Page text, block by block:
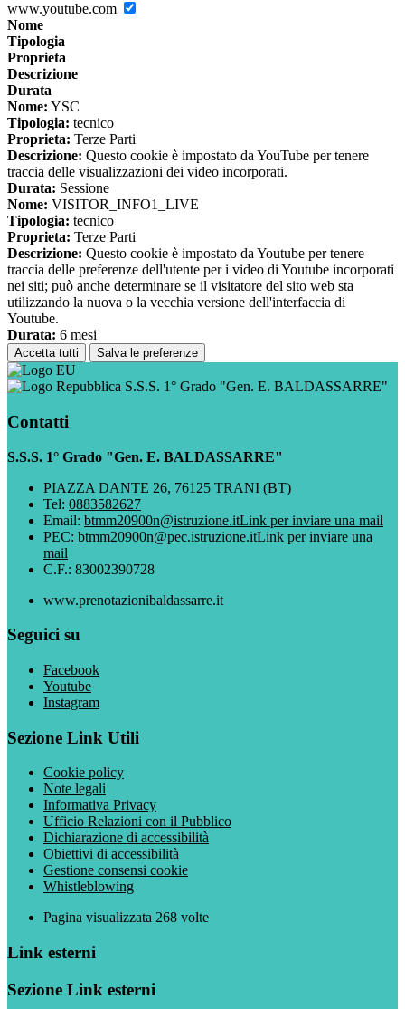
www.youtube.com
Nome
Tipologia
Proprieta
Descrizione
Durata
Nome: YSC
Tipologia: tecnico
Proprieta: Terze Parti
Descrizione: Questo cookie è impostato da YouTube per tenere
traccia delle visualizzazioni dei video incorporati.
Durata: Sessione
Nome: VISITOR_INFO1_LIVE
Tipologia: tecnico
Proprieta: Terze Parti
Descrizione: Questo cookie è impostato da Youtube per tenere
traccia delle preferenze dell'utente per i video di Youtube incorporati
nei siti; può anche determinare se il visitatore del sito web sta
utilizzando la nuova o la vecchia versione dell'interfaccia di
Youtube.
Durata: 6 mesi
Accetta tutti Salva le preferenze
S.S.S. 1° Grado "Gen. E. BALDASSARRE"
Contatti
S.S.S. 1° Grado "Gen. E. BALDASSARRE"
PIAZZA DANTE 26, 76125 TRANI (BT)
Tel: 0883582627
Email: btmm20900n@istruzione.itLink per inviare una mail
PEC: btmm20900n@pec.istruzione.itLink per inviare una
mail
C.F.: 83002390728
www.prenotazionibaldassarre.it
Seguici su
Facebook
Youtube
Instagram
Sezione Link Utili
Cookie policy
Note legali
Informativa Privacy
Ufficio Relazioni con il Pubblico
Dichiarazione di accessibilità
Obiettivi di accessibilità
Gestione consensi cookie
Whistleblowing
Pagina visualizzata 268 volte
Link esterni
Sezione Link esterni